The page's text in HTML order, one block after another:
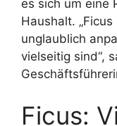
es sich um eine
Haushalt.
unglaublich
vielseitig sind“,
Ficus: